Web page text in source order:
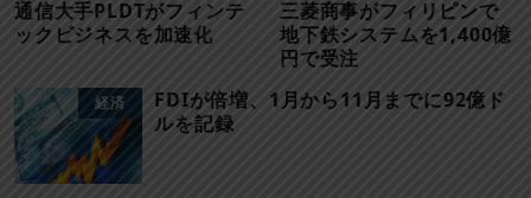
通信大手PLDTがフィンテ
ックビジネスを加速化
三菱商事がフィリピンで
地下鉄システムを1,400億
円で受注
経済
FDIが倍増、1月から11月までに92億ド
ルを記録